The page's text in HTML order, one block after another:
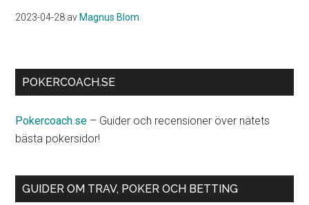
2023-04-28 av Magnus Blom
POKERCOACH.SE
Pokercoach.se – Guider och recensioner över nätets
bästa pokersidor!
GUIDER OM TRAV, POKER OCH BETTING